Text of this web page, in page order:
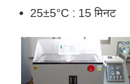
25±5°C : 15 मिनट